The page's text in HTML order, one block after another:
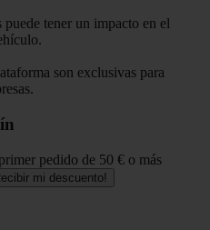
tener un impacto en el
son exclusivas para
pedido de 50 € o más
mi descuento!